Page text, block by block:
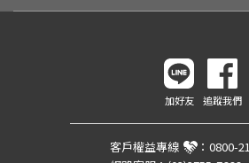
加好友 追蹤我們
客戶權益專線 ： 0800-